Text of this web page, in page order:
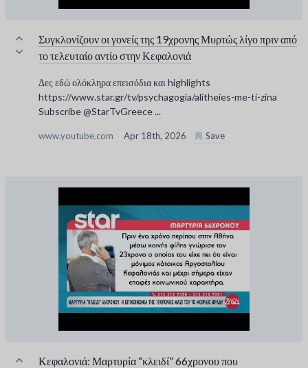
Συγκλονίζουν οι γονείς της 19χρονης Μυρτώς λίγο πριν από
το τελευταίο αντίο στην Κεφαλονιά
Δες εδώ ολόκληρα επεισόδια και highlights
https://www.star.gr/tv/psychagogia/alitheies-me-ti-zina
Subscribe @StarTvGreece ...
www.youtube.com Apr 18th, 2026 Save
Κεφαλονιά: Μαρτυρία “κλειδί” 66χρονου που